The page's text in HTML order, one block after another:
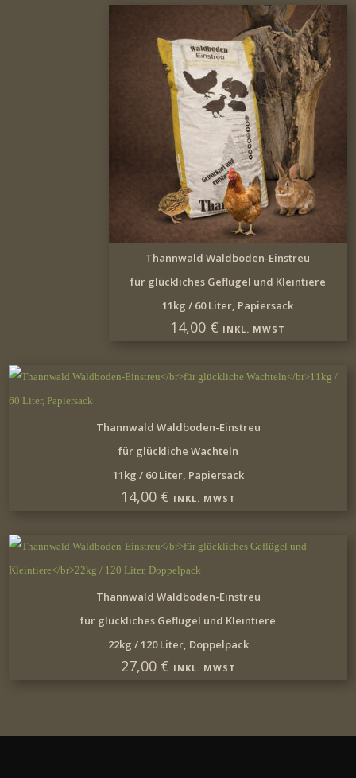
IN DEN WARENKORB
Thannwald Waldboden-Einstreu
für glückliches Geflügel und Kleintiere
11kg / 60 Liter, Papiersack
14,00 € INKL. MWST
IN DEN WARENKORB
Thannwald Waldboden-Einstreu
für glückliche Wachteln
11kg / 60 Liter, Papiersack
14,00 € INKL. MWST
IN DEN WARENKORB
Thannwald Waldboden-Einstreu
für glückliches Geflügel und Kleintiere
22kg / 120 Liter, Doppelpack
27,00 € INKL. MWST